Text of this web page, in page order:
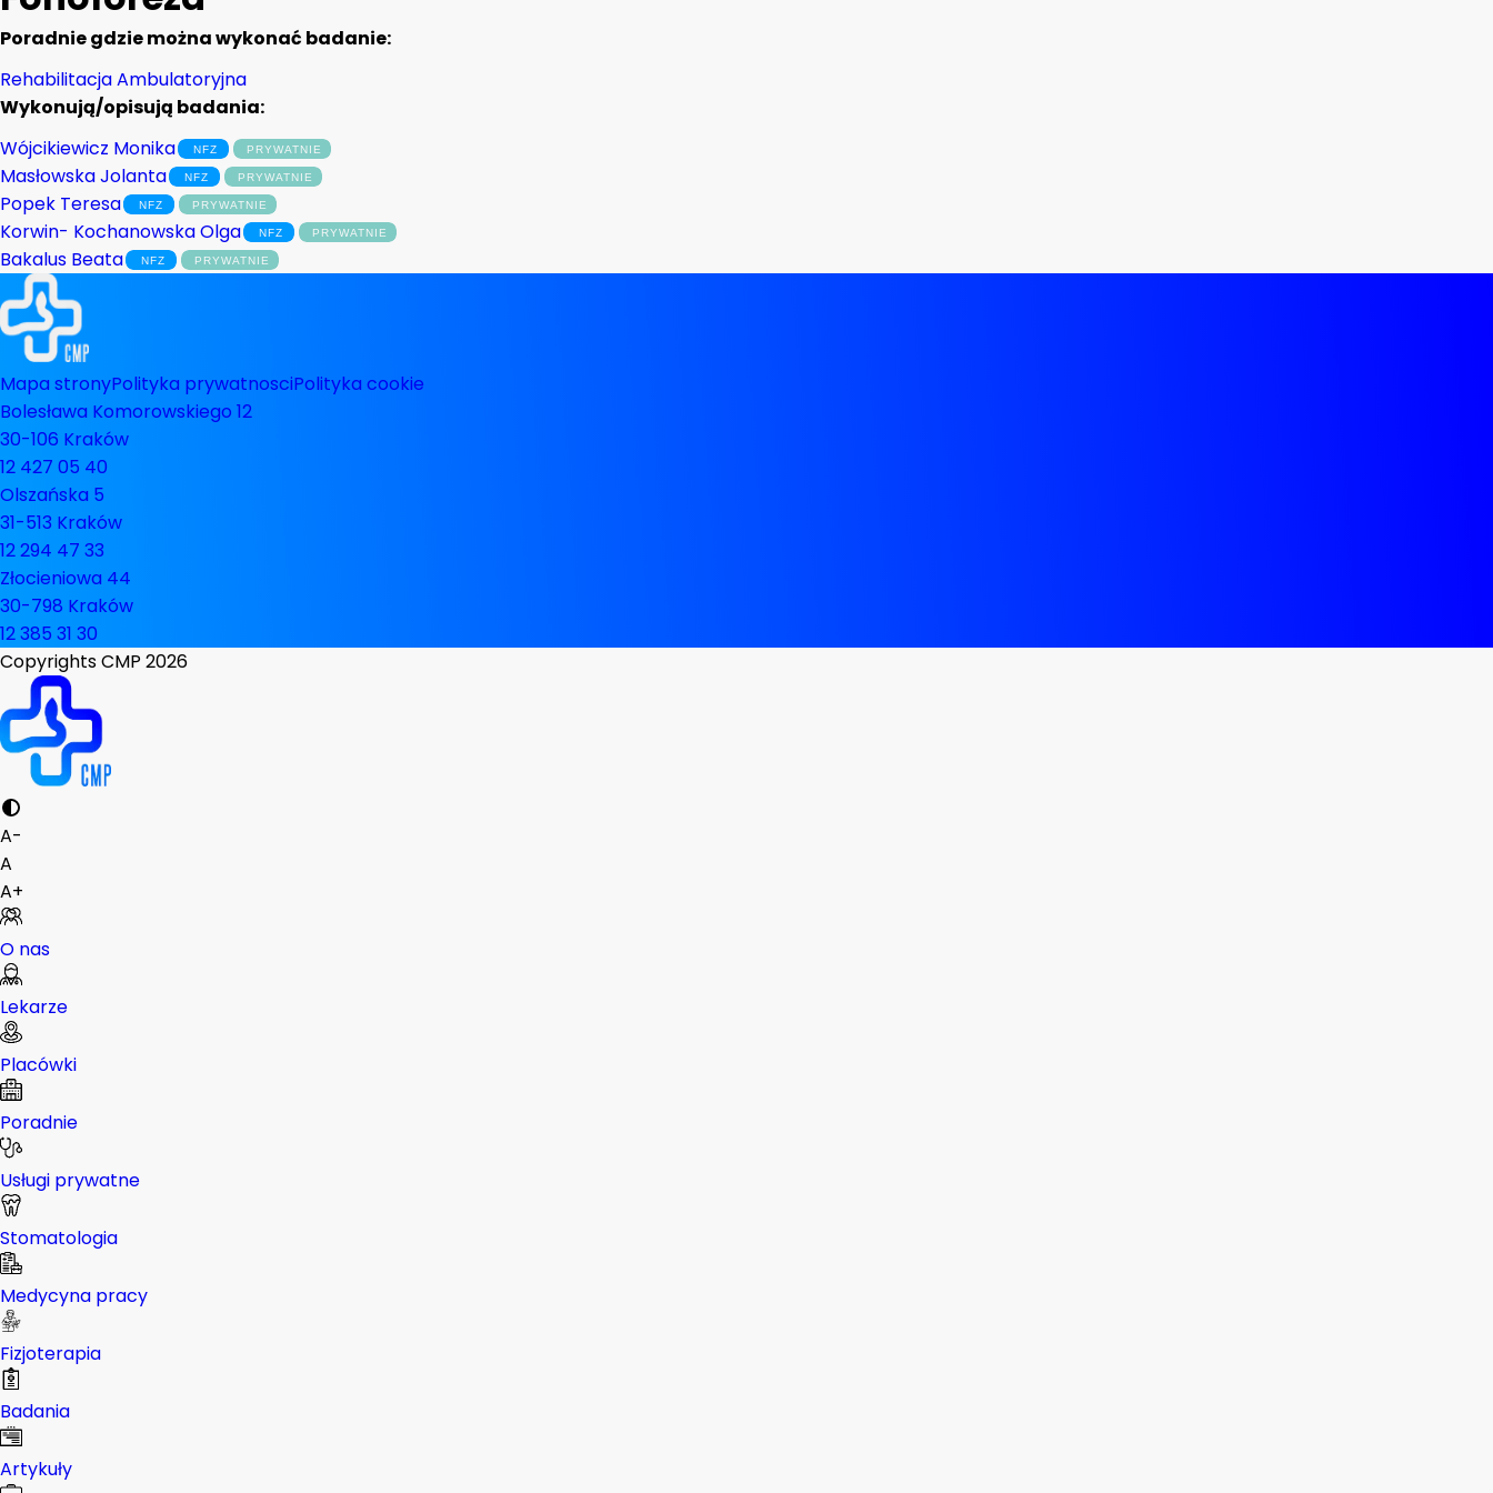
Poradnie gdzie można wykonać badanie:
Rehabilitacja Ambulatoryjna
Wykonują/opisują badania:
Wójcikiewicz Monika
Masłowska Jolanta
Popek Teresa
Korwin- Kochanowska Olga
Bakalus Beata
Mapa stronyPolityka prywatnosciPolityka cookie
Bolesława Komorowskiego 12
30-106 Kraków
12 427 05 40
Olszańska 5
31-513 Kraków
12 294 47 33
Złocieniowa 44
30-798 Kraków
12 385 31 30
Copyrights CMP 2026
A-
A
A+
O nas
Lekarze
Placówki
Poradnie
Usługi prywatne
Stomatologia
Medycyna pracy
Fizjoterapia
Badania
Artykuły